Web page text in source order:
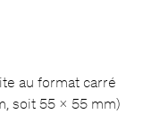
au format carré
soit 55 x 55 mm)